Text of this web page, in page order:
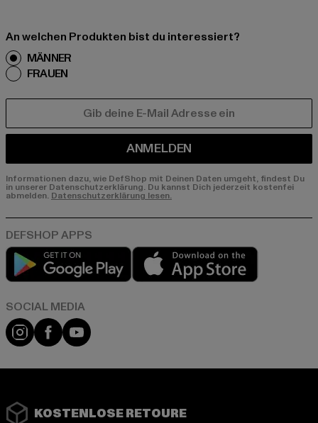
An welchen Produkten bist du interessiert?
MÄNNER
FRAUEN
ANMELDEN
Informationen dazu, wie DefShop mit Deinen Daten umgeht, findest Du
in unserer Datenschutzerklärung. Du kannst Dich jederzeit kostenfei
abmelden. Datenschutzerklärung lesen.
Play market
Instagram
FacebookYouTube
KOSTENLOSE RETOURE